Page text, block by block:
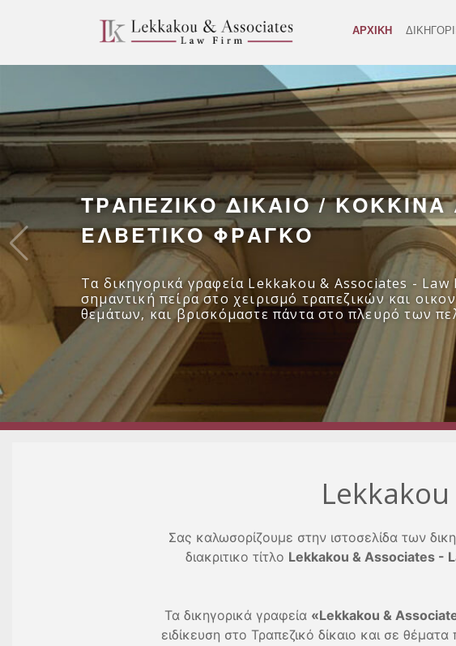
ΑΡΧΙΚΗ
ΤΡΑΠΕΖΙΚΟ ΔΙΚΑΙΟ /
ΕΛΒΕΤΙΚΟ ΦΡΑΓΚΟ
Τα δικηγορικά γραφεία Lekkakou & Associates - Law
σημαντική πείρα στο χειρισμό τραπεζικών και
θεμάτων, και βρισκόμαστε πάντα στο πλευρό των
Σας καλωσορίζουμε στην ιστοσελίδα των
διακριτικο τίτλο Lekkakou & Associates -
Τα δικηγορικά γραφεία «Lekkakou &
ειδίκευση στο Τραπεζικό δίκαιο και σε